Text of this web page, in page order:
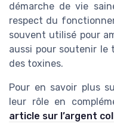
démarche de vie
respect du
souvent utilisé pour
aussi pour soutenir le
des toxines.
Pour en savoir plus
leur rôle en
article sur l’argent